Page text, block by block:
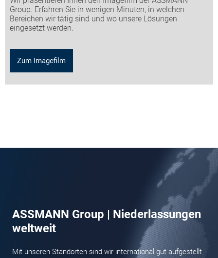
Group. Erfahren Sie in wenigen Minuten, in welchen
Bereichen wir tätig sind und wo unsere Lösungen
eingesetzt werden.
Zum Imagefilm
ASSMANN Group | Niederlassungen
weltweit
Mit unseren Standorten sind wir international gut aufgestellt